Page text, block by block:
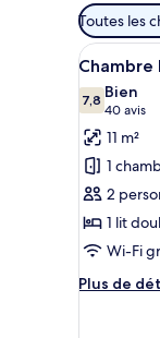
Filtres
pour
les
chambres
Toutes les
Afficher
toutes
les
photos
pour
ce
type
de
3
Chambre
7,87,8 sur 10
Bien
40 avis
(40 avis)
11 m²
1
2
1 lit
Wi-Fi
Plus de
Plus